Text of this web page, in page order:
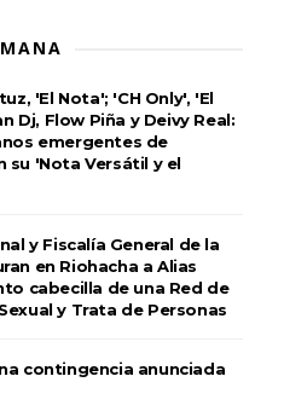
'El Nota'; 'CH Only', 'El
Dj, Flow Piña y Deivy Real:
emergentes de
su 'Nota Versátil y el
y Fiscalía General de la
en Riohacha a Alias
cabecilla de una Red de
y Trata de Personas
contingencia anunciada